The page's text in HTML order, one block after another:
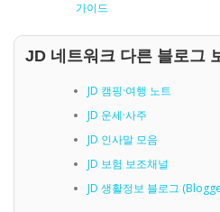
가이드
JD 네트워크 다른 블로그
JD 캠핑·여행 노트
JD 운세·사주
JD 인사말 모음
JD 보험 보조채널
JD 생활정보 블로그